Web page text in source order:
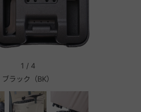
ブラック（BK）
1 / 4